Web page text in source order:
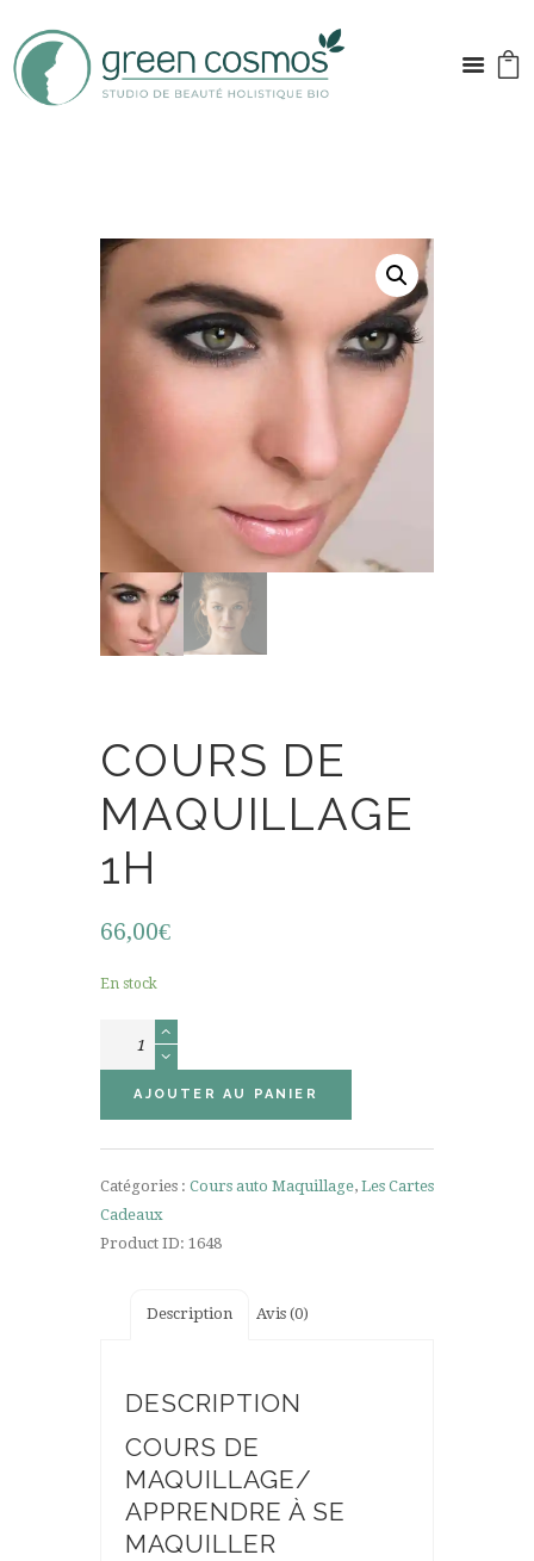
COURS DE
MAQUILLAGE
1H
66,00€
En stock
Cours
de
Maquillage
AJOUTER AU PANIER
Catégories : Cours auto Maquillage, Les Cartes
Cadeaux
Product ID: 1648
Description Avis (0)
DESCRIPTION
COURS DE
MAQUILLAGE/
APPRENDRE À SE
MAQUILLER